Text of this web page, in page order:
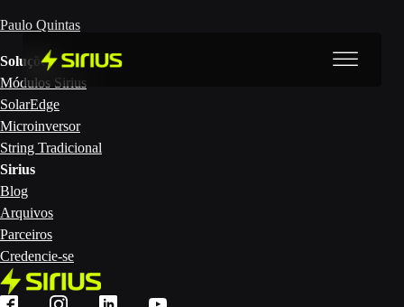
Paulo Quintas
Sirius
Blog
Arquivos
Parceiros
Credencie-se
Soluções
Módulos Sirius
SolarEdge
Microinversor
String Tradicional